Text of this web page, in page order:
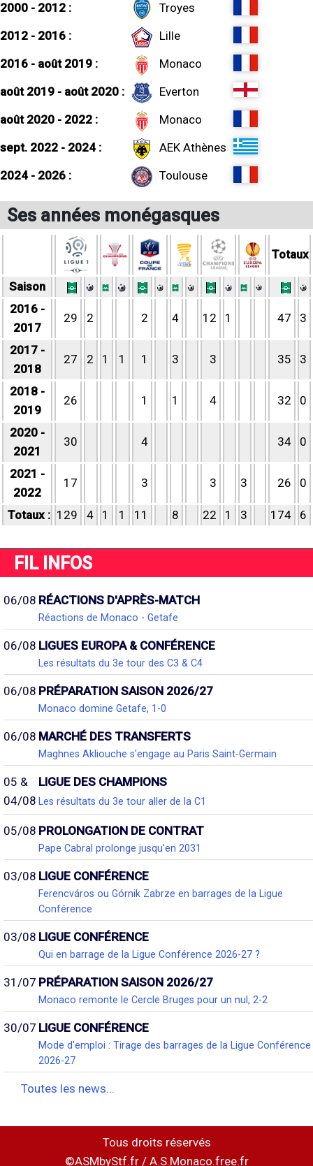
2000 - 2012 :
Troyes
2012 - 2016 :
Lille
2016 - août 2019 :
Monaco
août 2019 - août 2020 :
Everton
août 2020 - 2022 :
Monaco
sept. 2022 - 2024 :
AEK Athènes
2024 - 2026 :
Toulouse
Ses années monégasques
Totaux
Saison
2016 -
2017
29 2 2 4 12 1 47 3
2017 -
2018
27 2 1 1 1 3 3 35 3
2018 -
2019
26 1 1 4 32 0
2020 -
2021
30 4 34 0
2021 -
2022
17 3 3 3 26 0
Totaux : 129 4 1 1 11 8 22 1 3 174 6
FIL INFOS
06/08 RÉACTIONS D'APRÈS-MATCH
Réactions de Monaco - Getafe
06/08 LIGUES EUROPA & CONFÉRENCE
Les résultats du 3e tour des C3 & C4
06/08 PRÉPARATION SAISON 2026/27
Monaco domine Getafe, 1-0
06/08 MARCHÉ DES TRANSFERTS
Maghnes Akliouche s'engage au Paris Saint-Germain
05 &
04/08
LIGUE DES CHAMPIONS
Les résultats du 3e tour aller de la C1
05/08 PROLONGATION DE CONTRAT
Pape Cabral prolonge jusqu'en 2031
03/08 LIGUE CONFÉRENCE
Ferencváros ou Górnik Zabrze en barrages de la Ligue
Conférence
03/08 LIGUE CONFÉRENCE
Qui en barrage de la Ligue Conférence 2026-27 ?
31/07 PRÉPARATION SAISON 2026/27
Monaco remonte le Cercle Bruges pour un nul, 2-2
30/07 LIGUE CONFÉRENCE
Mode d'emploi : Tirage des barrages de la Ligue Conférence
2026-27
Toutes les news...
Tous droits réservés
©ASMbyStf.fr / A.S.Monaco.free.fr